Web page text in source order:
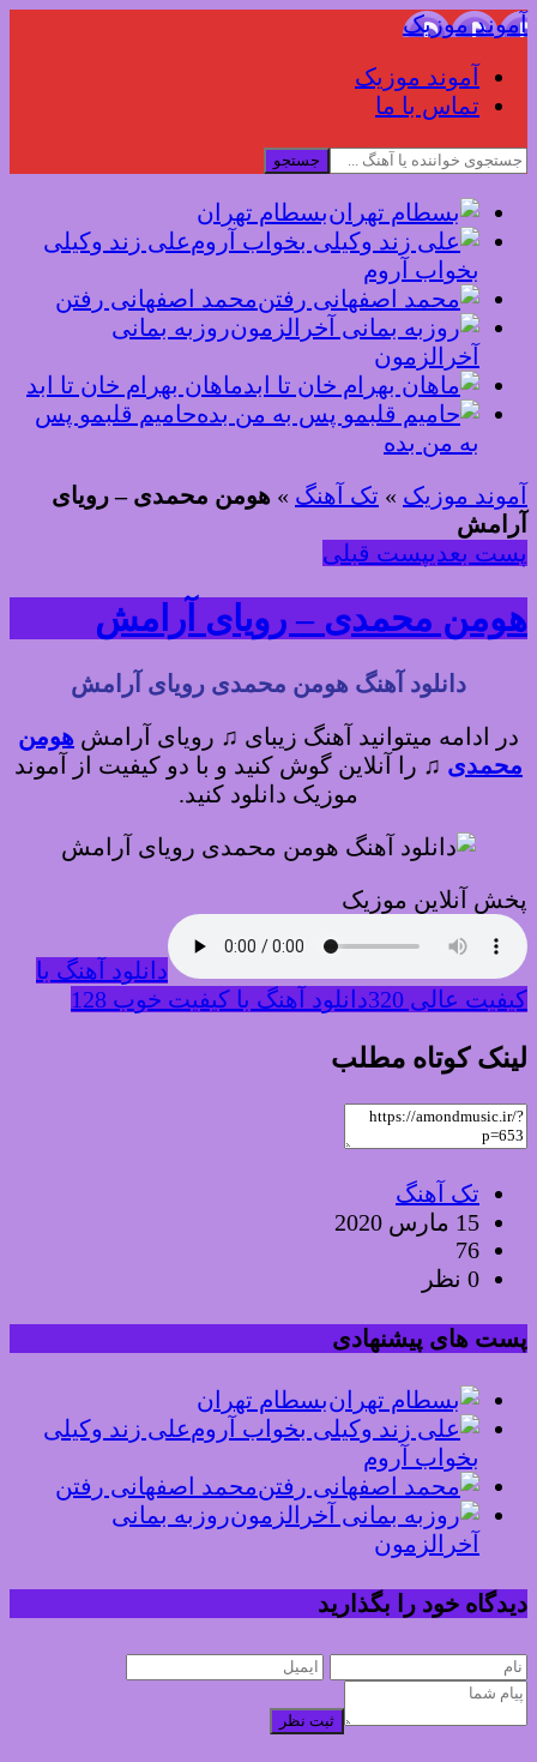
آموند موزیک
آموند موزیک
تماس با ما
جستجو
بسطام تهران
علی زند وکیلی
بخواب آروم
محمد اصفهانی رفتن
روزبه بمانی
آخرالزمون
ماهان بهرام خان تا ابد
حامیم قلبمو پس
به من بده
آموند موزیک » تک آهنگ » هومن محمدی – رویای
آرامش
پست بعدیپست قبلی
هومن محمدی – رویای آرامش
دانلود آهنگ هومن محمدی رویای آرامش
در ادامه میتوانید آهنگ زیبای ♫ رویای آرامش هومن
محمدی ♫ را آنلاین گوش کنید و با دو کیفیت از آموند
موزیک دانلود کنید.
پخش آنلاین موزیک
دانلود آهنگ با
کیفیت عالی 320
دانلود آهنگ با کیفیت خوب 128
لینک کوتاه مطلب
تک آهنگ
15 مارس 2020
76
0 نظر
پست های پیشنهادی
بسطام تهران
علی زند وکیلی
بخواب آروم
محمد اصفهانی رفتن
روزبه بمانی
آخرالزمون
دیدگاه خود را بگذارید
ثبت نظر